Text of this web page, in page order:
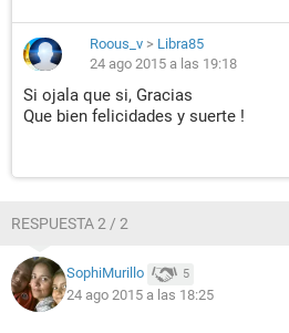
Roous_v > Libra85
24 ago 2015 a las 19:18
Si ojala que si, Gracias
Que bien felicidades y suerte !
RESPUESTA 2 / 2
SophiMurillo 5
24 ago 2015 a las 18:25